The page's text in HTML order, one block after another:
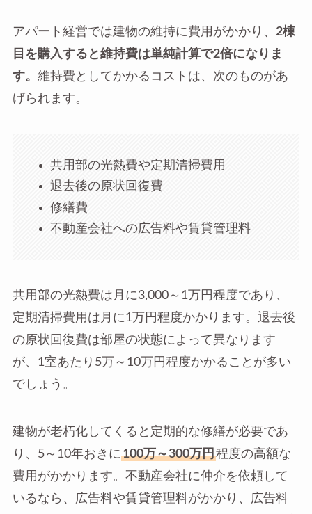
アパート経営では建物の維持に費用がかかり、 2棟
目を購入すると維持費は単純計算で2倍になりま
す。 維持費としてかかるコストは、次のものがあ
げられます。
共用部の光熱費や定期清掃費用
退去後の原状回復費
修繕費
不動産会社への広告料や賃貸管理料
共用部の光熱費は月に3,000～1万円程度であり、
定期清掃費用は月に1万円程度かかります。退去後
の原状回復費は部屋の状態によって異なります
が、1室あたり5万～10万円程度かかることが多い
でしょう。
建物が老朽化してくると定期的な修繕が必要であ
り、5～10年おきに 100万～300万円程度の高額な
費用がかかります。不動産会社に仲介を依頼して
いるなら、広告料や賃貸管理料がかかり、広告料